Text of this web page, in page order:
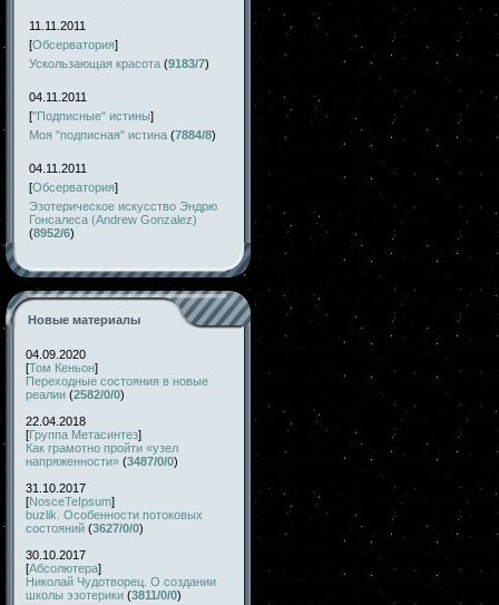
11.11.2011
[Обсерватория]
Ускользающая красота (9183/7)
04.11.2011
["Подписные" истины]
Моя "подписная" истина (7884/8)
04.11.2011
[Обсерватория]
Эзотерическое искусство Эндрю
Гонсалеса (Andrew Gonzalez)
(8952/6)
Новые материалы
04.09.2020
[Том Кеньон]
Переходные состояния в новые
реалии (2582/0/0)
22.04.2018
[Группа Метасинтез]
Как грамотно пройти «узел
напряженности» (3487/0/0)
31.10.2017
[NosceTeIpsum]
buzlik. Особенности потоковых
состояний (3627/0/0)
30.10.2017
[Абсолютера]
Николай Чудотворец. О создании
школы эзотерики (3811/0/0)